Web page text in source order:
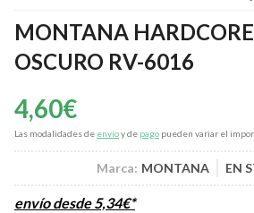
MONTANA
OSCURO RV-6016
4,60€
Las modalidades de envíoy de pago pueden variar el
Marca: MONTANA EN
envío desde5,34€*